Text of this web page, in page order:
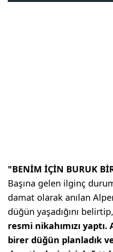
"BENİM İÇİN BURUK
Başına gelen ilginç
damat olarak anılan
düğün yaşadığını belirtip,
resmi nikahımızı
birer düğün planladık